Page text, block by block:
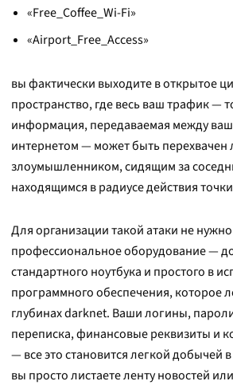
«Free_Coffee_Wi-Fi»
«Airport_Free_Access»
вы фактически выходите в открытое
пространство, где весь ваш трафик —
информация, передаваемая между
интернетом — может быть
злоумышленником, сидящим за
находящимся в радиусе действия
Для организации такой атаки не
профессиональное оборудование —
стандартного ноутбука и простого в
программного обеспечения, которое
глубинах darknet. Ваши логины,
переписка, финансовые реквизиты и
— все это становится легкой добычей
вы просто листаете ленту новостей